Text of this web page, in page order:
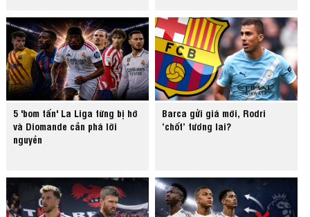
5 'bom tấn' La Liga từng bị hớ
và Diomande cần phá lời
nguyền
Barca gửi giá mới, Rodri
‘chốt’ tương lai?